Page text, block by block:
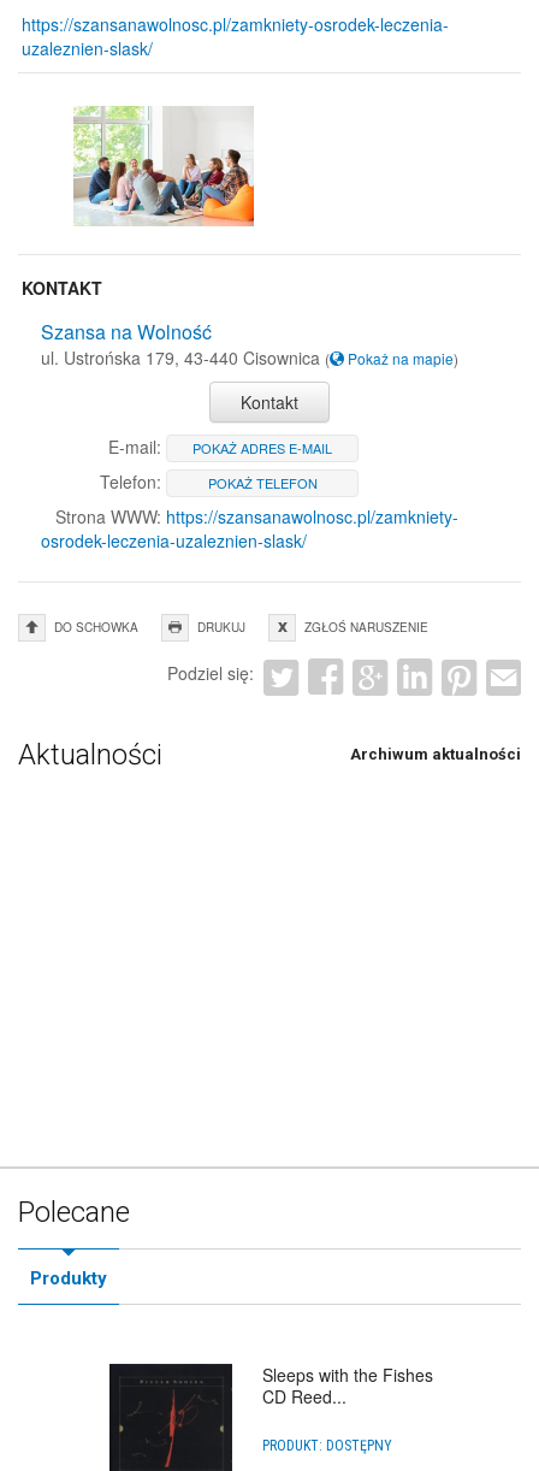
https://szansanawolnosc.pl/zamkniety-osrodek-leczenia-
uzaleznien-slask/
KONTAKT
Szansa na Wolność
ul. Ustrońska 179, 43-440 Cisownica ( Pokaż na mapie)
Kontakt
E-mail:
POKAŻ ADRES E-MAIL
Telefon: POKAŻ TELEFON
Strona WWW: https://szansanawolnosc.pl/zamkniety-
osrodek-leczenia-uzaleznien-slask/
DO SCHOWKA DRUKUJ ZGŁOŚ NARUSZENIE
Podziel się:
Aktualności Archiwum aktualności
Polecane
Produkty
Sleeps with the Fishes
CD Reed...
PRODUKT: DOSTĘPNY